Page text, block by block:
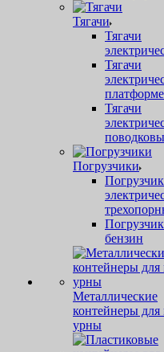
Тягачи
Тягачи
Тягачи
Тягачи
Погрузчики
бензин
Металлические
контейнеры для
урны